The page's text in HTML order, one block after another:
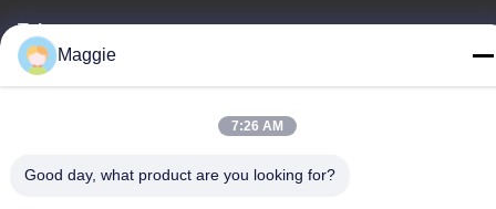
Tel
86-13342999029
Maggie
7:26 AM
Good day, what product are you looking for?